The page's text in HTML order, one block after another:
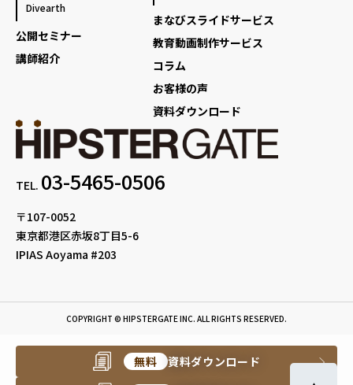
無料 資料ダウンロード
TEL. 03-5465-0506
〒107-0052
東京都港区赤坂8丁目5-6
IPIAS Aoyama #203
Divearth
公開セミナー
講師紹介
まなびスライドサービス
教育動画制作サービス
コラム
お客様の声
資料ダウンロード
COPYRIGHT © HIPSTERGATE INC. ALL RIGHTS RESERVED.